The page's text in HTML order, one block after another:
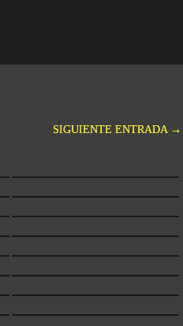
SIGUIENTE ENTRADA→